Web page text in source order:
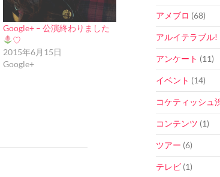
Google+ – 公演終わりました
♡
2015年6月15日
Google+
アメブロ (68)
アルイテラブル!
アンケート (11)
イベント (14)
コケティッシュ
コンテンツ (1)
ツアー (6)
テレビ (1)